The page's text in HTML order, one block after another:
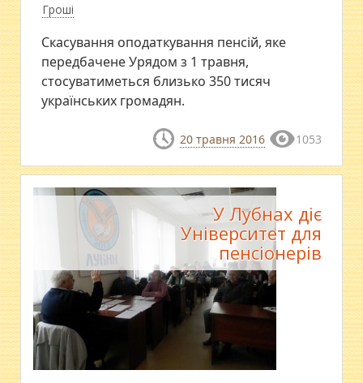
Гроші
Скасування оподаткування пенсій, яке
передбачене Урядом з 1 травня,
стосуватиметься близько 350 тисяч
українських громадян.
20 травня 2016 1053
У Лубнах діє
Університет для
пенсіонерів